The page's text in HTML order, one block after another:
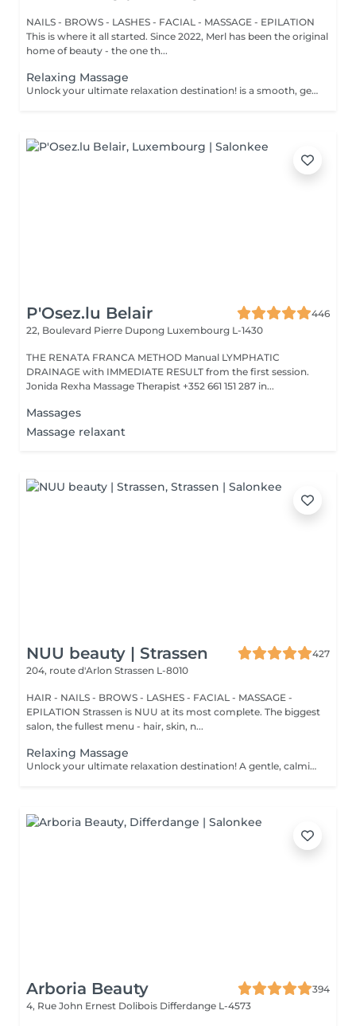
NAILS - BROWS - LASHES - FACIAL - MASSAGE - EPILATION
This is where it all started. Since 2022, Merl has been the original
home of beauty - the one th...
Relaxing Massage
Unlock your ultimate relaxation destination! is a smooth, gentle treatment that relieves muscular tension, increases circulation, and promotes a general sense of relaxation. Benefits of getting a relaxing massage: - improves sleep - reduce stress - eases muscle tension How is a relaxing massage done? - head and neck are massaged - shoulders and back are massaged - hands and arms are massaged - feet and legs are massaged - belly is massaged Age restrictions: there are no age restrictions for this procedure. Post procedure recommendations: do not do sport and any sharp movements 2-3 hours after the procedure. Frequency: 1-2 times per week, 10 times in total. Repeat once in 3-6 months.
P'Osez.lu Belair
446
22, Boulevard Pierre Dupong Luxembourg L-1430
THE RENATA FRANCA METHOD Manual LYMPHATIC
DRAINAGE with IMMEDIATE RESULT from the first session.
Jonida Rexha Massage Therapist +352 661 151 287 in...
Massages
Massage relaxant
NUU beauty | Strassen
427
204, route d'Arlon Strassen L-8010
HAIR - NAILS - BROWS - LASHES - FACIAL - MASSAGE -
EPILATION Strassen is NUU at its most complete. The biggest
salon, the fullest menu - hair, skin, n...
Relaxing Massage
Unlock your ultimate relaxation destination! A gentle, calming experience designed to soothe the nervous system and melt away daily stress. Long, flowing strokes, soft pressure, and calming aromas help you drift into deep relaxation and leave you feeling refreshed, rebalanced, and renewed. Age restrictions: there are no age restrictions for this procedure. Post procedure recommendations: do not do sport and any sharp movements 2-3 hours after the procedure. Frequency: 1-2 times per week, 10 times in total. Repeat once in 3-6 months.
Arboria Beauty
394
4, Rue John Ernest Dolibois Differdange L-4573